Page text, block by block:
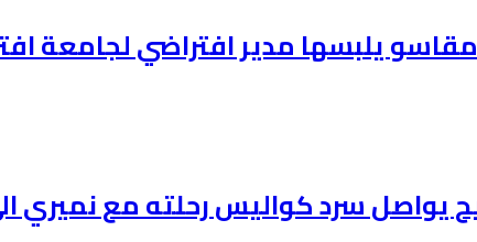
مقاسو يلبسها ​مدير افتراضي
يواصل سرد كواليس رحلته مع نميري